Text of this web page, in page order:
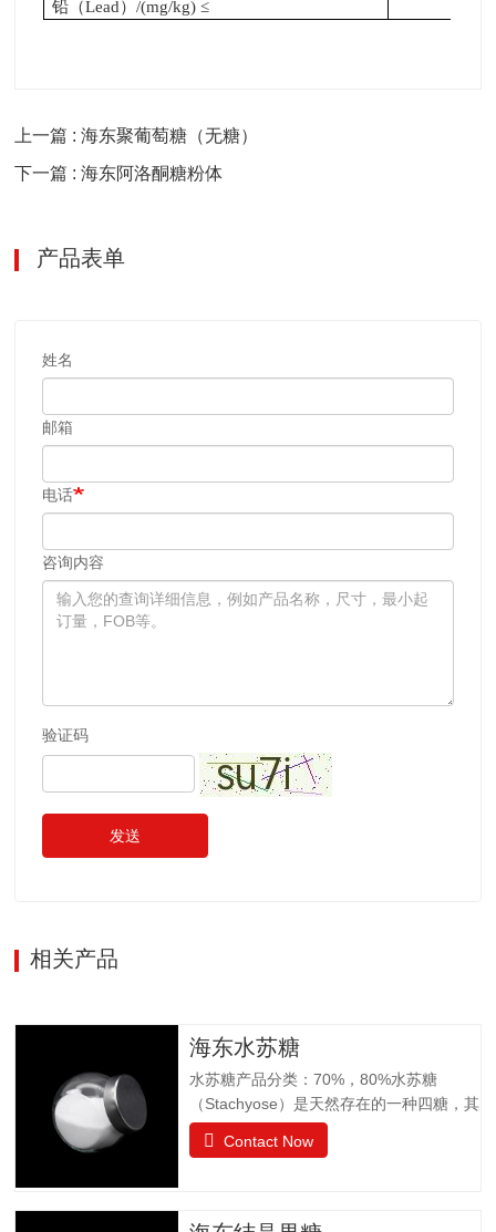
铅（Lead）/(mg/kg) ≤
上一篇 : 海东聚葡萄糖（无糖）
下一篇 : 海东阿洛酮糖粉体
产品表单
姓名
邮箱
电话
咨询内容
验证码
发送
相关产品
海东水苏糖
水苏糖产品分类：70%，80%水苏糖
（Stachyose）是天然存在的一种四糖，其
结构有两个半乳糖、一个葡萄糖和一个果
糖组成。是一种非还原性功能低聚糖，水
口感清爽，无异味；作为普通食品生产经
Contact Now